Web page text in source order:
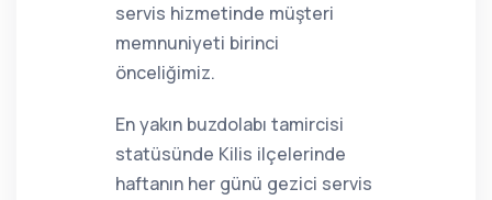
servis hizmetinde müşteri
memnuniyeti birinci
önceliğimiz.
En yakın buzdolabı tamircisi
statüsünde Kilis ilçelerinde
haftanın her günü gezici servis